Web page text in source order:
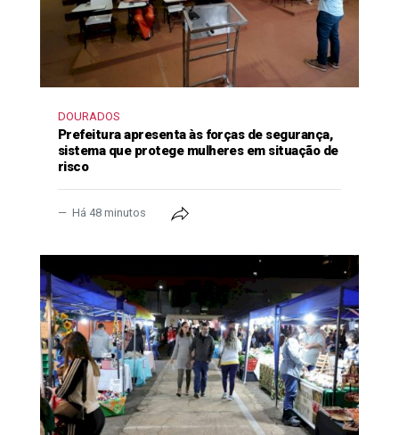
DOURADOS
Prefeitura apresenta às forças de segurança,
sistema que protege mulheres em situação de
risco
Há 48 minutos